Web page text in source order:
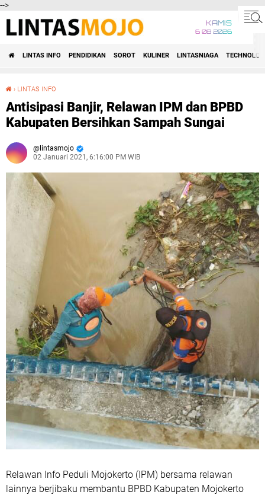
-->
KAMIS
6 08 2026
LINTAS INFO PENDIDIKAN SOROT KULINER LINTASNIAGA
› LINTAS INFO
Antisipasi Banjir, Relawan IPM dan BPBD
Kabupaten Bersihkan Sampah Sungai
lintasmojo
02 Januari 2021, 6:16:00 PM WIB
Relawan Info Peduli Mojokerto (IPM) bersama relawan
lainnya berjibaku membantu BPBD Kabupaten Mojokerto